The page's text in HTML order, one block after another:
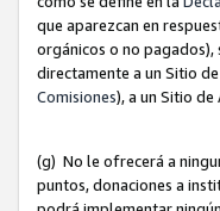
que aparezcan en
orgánicos o no pagados),
directamente a un Sitio
Comisiones), a un Sitio de
(g) No le ofrecerá a
puntos, donaciones a